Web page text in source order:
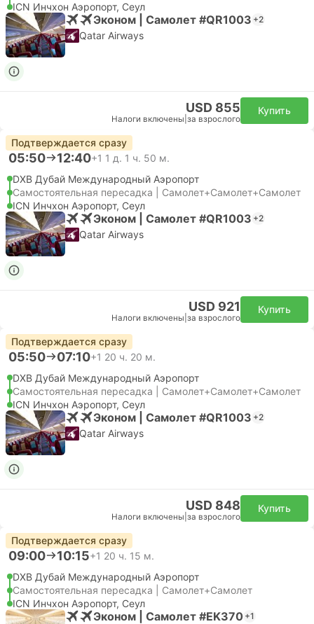
ICN Инчхон Аэропорт, Сеул
Эконом | Самолет #QR1003 +2
Qatar Airways
USD 855
Налоги включены за взрослого
Купить
Подтверждается сразу
05:50 12:40+1 1 д. 1 ч. 50 м.
DXB Дубай Международный Аэропорт
Самостоятельная пересадка | Самолет+Самолет+Самолет
ICN Инчхон Аэропорт, Сеул
Эконом | Самолет #QR1003 +2
Qatar Airways
USD 921
Налоги включены за взрослого
Купить
Подтверждается сразу
05:50 07:10+1 20 ч. 20 м.
DXB Дубай Международный Аэропорт
Самостоятельная пересадка | Самолет+Самолет+Самолет
ICN Инчхон Аэропорт, Сеул
Эконом | Самолет #QR1003 +2
Qatar Airways
USD 848
Налоги включены за взрослого
Купить
Подтверждается сразу
09:00 10:15+1 20 ч. 15 м.
DXB Дубай Международный Аэропорт
Самостоятельная пересадка | Самолет+Самолет
ICN Инчхон Аэропорт, Сеул
Эконом | Самолет #EK370 +1